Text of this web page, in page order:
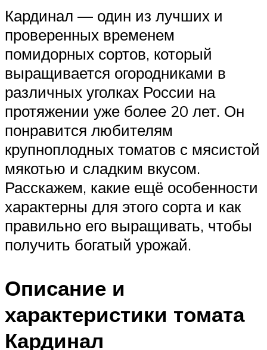
Кардинал — один из лучших и
проверенных временем
помидорных сортов, который
выращивается огородниками в
различных уголках России на
протяжении уже более 20 лет. Он
понравится любителям
крупноплодных томатов с мясистой
мякотью и сладким вкусом.
Расскажем, какие ещё особенности
характерны для этого сорта и как
правильно его выращивать, чтобы
получить богатый урожай.
Описание и
характеристики томата
Кардинал